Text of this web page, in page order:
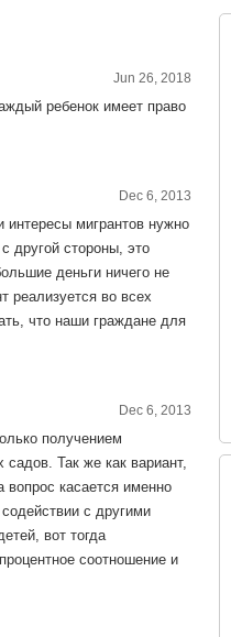
Jun 26, 2018
ребенок имеет право
Dec 6, 2013
интересы мигрантов нужно
другой стороны, это
деньги ничего не
реализуется во всех
что наши граждане для
Dec 6, 2013
получением
Так же как вариант,
касается именно
с другими
вот тогда
соотношение и